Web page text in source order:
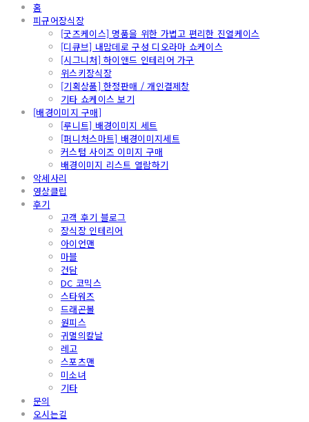
홈
피규어장식장
[굿즈케이스] 명품을 위한 가볍고 편리한 진열케이스
[디큐브] 내맘데로 구성 디오라마 쇼케이스
[시그니처] 하이앤드 인테리어 가구
위스키장식장
[기획상품] 한정판매 / 개인결제창
기타 쇼케이스 보기
[배경이미지 구매]
[루니트] 배경이미지 세트
[퍼니처스마트] 배경이미지세트
커스텀 사이즈 이미지 구매
배경이미지 리스트 열람하기
악세사리
영상클립
후기
고객 후기 블로그
장식장 인테리어
아이언맨
마블
건담
DC 코믹스
스타워즈
드래곤볼
원피스
귀멸의칼날
레고
스포츠맨
미소녀
기타
문의
오시는길